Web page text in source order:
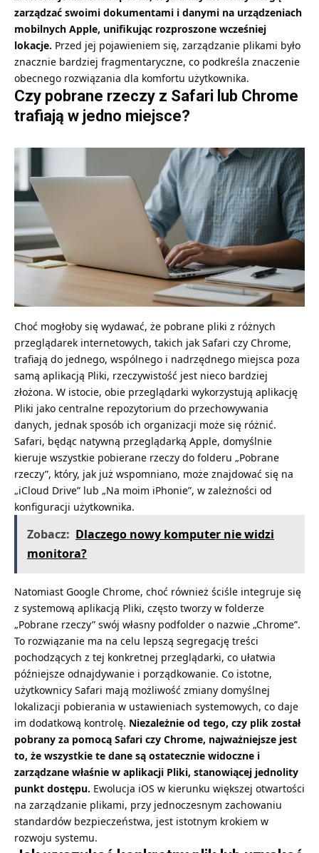
zarządzać swoimi dokumentami i danymi na urządzeniach
mobilnych Apple, unifikując rozproszone wcześniej
lokacje. Przed jej pojawieniem się, zarządzanie plikami było
znacznie bardziej fragmentaryczne, co podkreśla znaczenie
obecnego rozwiązania dla komfortu użytkownika.
Czy pobrane rzeczy z Safari lub Chrome
trafiają w jedno miejsce?
Choć mogłoby się wydawać, że pobrane pliki z różnych
przeglądarek internetowych, takich jak Safari czy Chrome,
trafiają do jednego, wspólnego i nadrzędnego miejsca poza
samą aplikacją Pliki, rzeczywistość jest nieco bardziej
złożona. W istocie, obie przeglądarki wykorzystują aplikację
Pliki jako centralne repozytorium do przechowywania
danych, jednak sposób ich organizacji może się różnić.
Safari, będąc natywną przeglądarką Apple, domyślnie
kieruje wszystkie pobierane rzeczy do folderu „Pobrane
rzeczy”, który, jak już wspomniano, może znajdować się na
„iCloud Drive” lub „Na moim iPhonie”, w zależności od
konfiguracji użytkownika.
Zobacz: Dlaczego nowy komputer nie widzi
monitora?
Natomiast Google Chrome, choć również ściśle integruje się
z systemową aplikacją Pliki, często tworzy w folderze
„Pobrane rzeczy” swój własny podfolder o nazwie „Chrome”.
To rozwiązanie ma na celu lepszą segregację treści
pochodzących z tej konkretnej przeglądarki, co ułatwia
późniejsze odnajdywanie i porządkowanie. Co istotne,
użytkownicy Safari mają możliwość zmiany domyślnej
lokalizacji pobierania w ustawieniach systemowych, co daje
im dodatkową kontrolę. Niezależnie od tego, czy plik został
pobrany za pomocą Safari czy Chrome, najważniejsze jest
to, że wszystkie te dane są ostatecznie widoczne i
zarządzane właśnie w aplikacji Pliki, stanowiącej jednolity
punkt dostępu. Ewolucja iOS w kierunku większej otwartości
na zarządzanie plikami, przy jednoczesnym zachowaniu
standardów bezpieczeństwa, jest istotnym krokiem w
rozwoju systemu.